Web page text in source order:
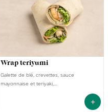
wrap teriyumi
Galette de blé, crevettes, sauce
mayonnaise et teriyaki,...
+